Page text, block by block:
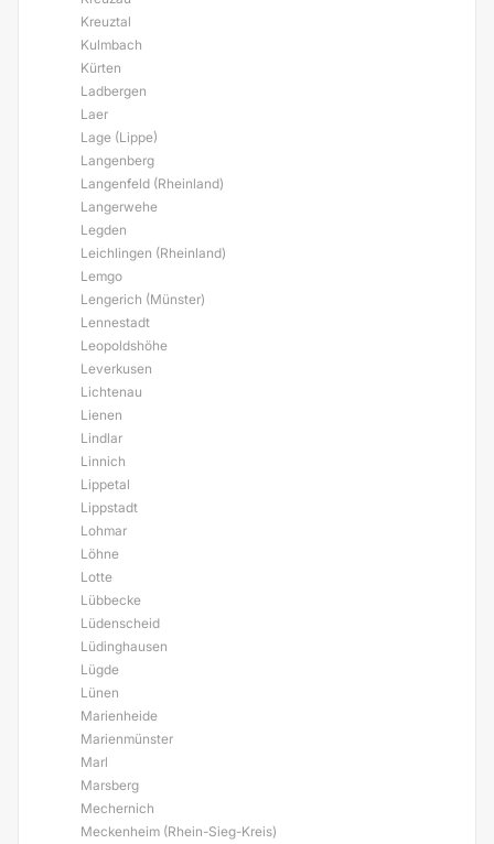
Kreuztal
Kulmbach
Kürten
Ladbergen
Laer
Lage (Lippe)
Langenberg
Langenfeld (Rheinland)
Langerwehe
Legden
Leichlingen (Rheinland)
Lemgo
Lengerich (Münster)
Lennestadt
Leopoldshöhe
Leverkusen
Lichtenau
Lienen
Lindlar
Linnich
Lippetal
Lippstadt
Lohmar
Löhne
Lotte
Lübbecke
Lüdenscheid
Lüdinghausen
Lügde
Lünen
Marienheide
Marienmünster
Marl
Marsberg
Mechernich
Meckenheim (Rhein-Sieg-Kreis)